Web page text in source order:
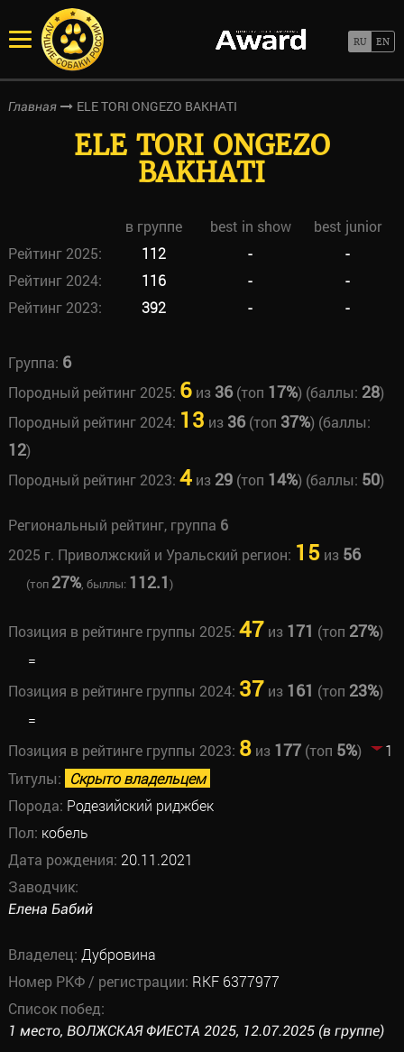
Главная ELE TORI ONGEZO BAKHATI
ELE TORI ONGEZO
BAKHATI
в группе best in show
best junior
Рейтинг 2025:
112 -
-
Рейтинг 2024:
116 -
-
Рейтинг 2023:
392 - -
Группа: 6
Породный рейтинг 2025: 6из 36(топ 17%) (баллы: 28)
Породный рейтинг 2024: 13 из 36(топ 37%) (баллы:
12)
Породный рейтинг 2023: 4из 29(топ 14%) (баллы: 50)
Региональный рейтинг, группа 6
2025 г. Приволжский и Уральский регион: 15из 56
(топ 27%, быллы: 112.1)
Позиция в рейтинге группы 2025: 47 из 171 (топ 27%)
=
Позиция в рейтинге группы 2024: 37 из 161 (топ 23%)
=
Позиция в рейтинге группы 2023: 8из 177(топ 5%)
1
Титулы: Скрыто владельцем
Порода: Родезийский риджбек
Пол: кобель
Дата рождения: 20.11.2021
Заводчик:
Елена Бабий
Владелец: Дубровина
Номер РКФ / регистрации: RKF 6377977
Список побед:
1 место, ВОЛЖСКАЯ ФИЕСТА 2025, 12.07.2025 (в группе)